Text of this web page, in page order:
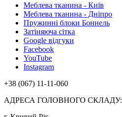
Меблева тканина - Київ
Меблева тканина - Дніпро
Пружинні блоки Боннель
Затіняюча сітка
Google відгуки
Facebook
YouTube
Instagram
+38 (067) 11-11-060
АДРЕСА ГОЛОВНОГО СКЛАДУ: